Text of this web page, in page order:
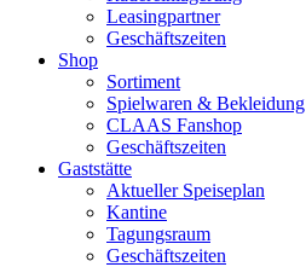
Leasingpartner
Geschäftszeiten
Shop
Sortiment
Spielwaren & Bekleidung
CLAAS Fanshop
Geschäftszeiten
Gaststätte
Aktueller Speiseplan
Kantine
Tagungsraum
Geschäftszeiten